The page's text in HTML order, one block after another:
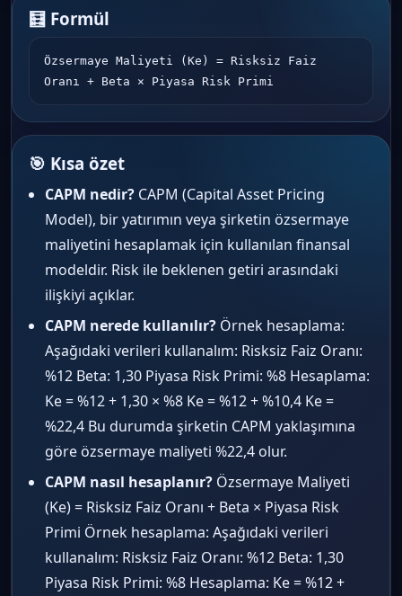
🧮 Formül
Özsermaye Maliyeti (Ke) = Risksiz Faiz
Oranı + Beta × Piyasa Risk Primi
🎯 Kısa özet
CAPM nedir? CAPM (Capital Asset Pricing
Model), bir yatırımın veya şirketin özsermaye
maliyetini hesaplamak için kullanılan finansal
modeldir. Risk ile beklenen getiri arasındaki
ilişkiyi açıklar.
CAPM nerede kullanılır? Örnek hesaplama:
Aşağıdaki verileri kullanalım: Risksiz Faiz Oranı:
%12 Beta: 1,30 Piyasa Risk Primi: %8 Hesaplama:
Ke = %12 + 1,30 × %8 Ke = %12 + %10,4 Ke =
%22,4 Bu durumda şirketin CAPM yaklaşımına
göre özsermaye maliyeti %22,4 olur.
CAPM nasıl hesaplanır? Özsermaye Maliyeti
(Ke) = Risksiz Faiz Oranı + Beta × Piyasa Risk
Primi Örnek hesaplama: Aşağıdaki verileri
kullanalım: Risksiz Faiz Oranı: %12 Beta: 1,30
Piyasa Risk Primi: %8 Hesaplama: Ke = %12 +